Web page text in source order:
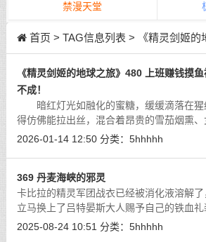
禁漫天堂
首页 > TAG信息列表 > 《精灵剑姬的
《精灵剑姬的地球之旅》480 上班赚钱摸
不成！
暗红灯光如融化的蜜糖，缓缓滴落在猩
得仿佛能拉出丝，混合着昂贵的雪茄烟熏
的甜腥。贵宾席深处传来压抑的低笑、玻璃
2026-01-14 12:50 分类： 5hhhhh
369 丹麦海峡的邪灵
卡比拉的精灵军团战衣已经被消化液溶解
立马换上了吕特晏斯大人赐予自己的铁血
称之为俾斯麦大人了。[详细]
2025-08-24 10:51 分类： 5hhhhh